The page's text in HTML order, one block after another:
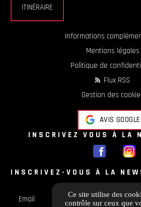
ITINÉRAIRE
Informations
Mentions légales
Politique de
Flux RSS
Gestion des
AVIS GOOGLE
INSCRIVEZ VOUS À LA
INSCRIVEZ-VOUS À LA
Email
Ce site utilise des
contrôle sur ceux que